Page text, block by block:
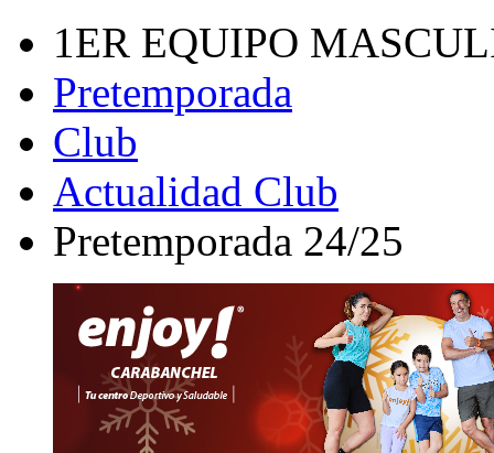
1ER EQUIPO
Pretemporada
Club
Actualidad Club
Pretemporada 24/25